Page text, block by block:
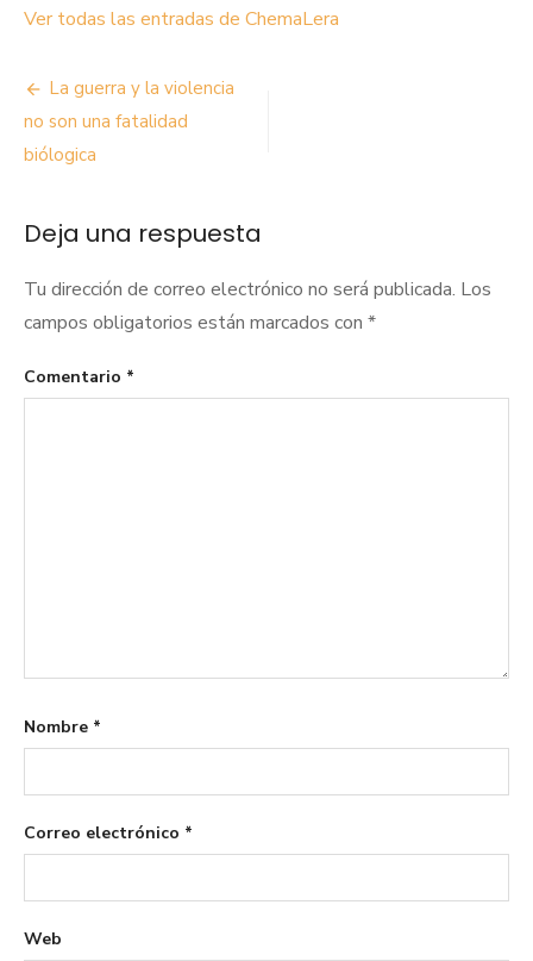
Ver todas las entradas de ChemaLera
Navegación
de
entradas
La guerra y la violencia
no son una fatalidad
biólogica
Deja una respuesta
Tu dirección de correo electrónico no será publicada. Los
campos obligatorios están marcados con *
Comentario *
Nombre *
Correo electrónico *
Web